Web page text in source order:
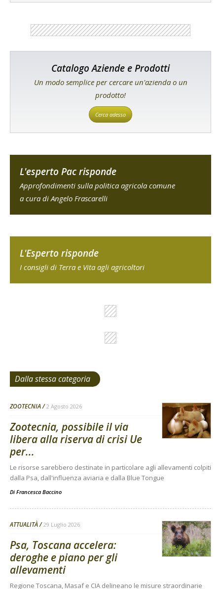
Catalogo Aziende e Prodotti
Un modo semplice per cercare un'azienda o un
prodotto!
Cerca adesso
L'esperto Pac risponde
Approfondimenti sulla politica agricola comune
a cura di Angelo Frascarelli
L'Esperto risponde
I consigli di Terra e Vita agli agricoltori
Dalla stessa categoria
ZOOTECNIA 2 Agosto 2026
Zootecnia, possibile il via
libera alla riserva di crisi Ue
per...
Le risorse sarebbero destinate in particolare agli allevamenti colpiti
dalla Psa, dall'influenza aviaria e dalla Blue Tongue
Di Francesca Baccino
ATTUALITÀ 29 Luglio 2026
Psa, Toscana accelera:
deroghe e piano per gli
allevamenti
Regione Toscana, Masaf e CIA delineano le misure straordinarie